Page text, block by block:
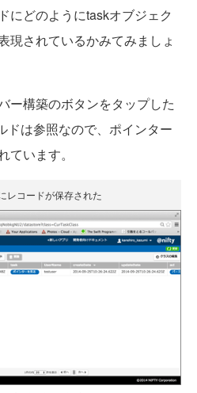
にどのようにtaskオブジェク
現されているかみてみましょ
ー構築のボタンをタップした
ドは参照なので、ポインター
ています。
レコードが保存された